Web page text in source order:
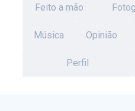
Feito a mão
Música Opinião
Perfil